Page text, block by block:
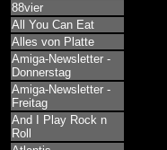
88vier
All You Can Eat
Alles von Platte
Amiga-Newsletter -
Donnerstag
Amiga-Newsletter -
Freitag
And I Play Rock n
Roll